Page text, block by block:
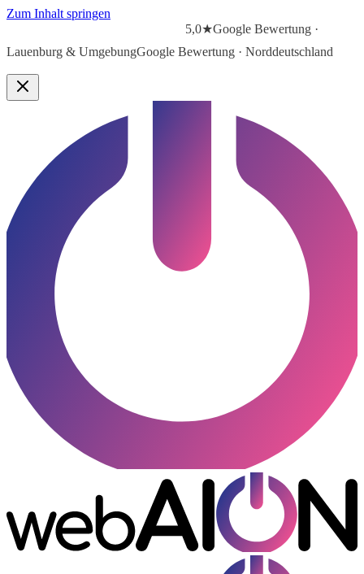
Zum Inhalt springen
5,0★Google Bewertung ·
Lauenburg & UmgebungGoogle Bewertung · Norddeutschland